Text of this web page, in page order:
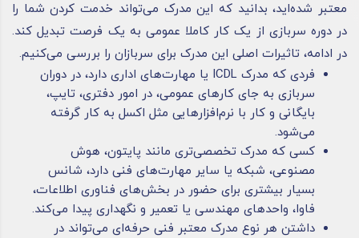
معتبر شده‌اید، بدانید که این مدرک می‌تواند خدمت کردن شما را
در دوره سربازی از یک کار کاملا عمومی به یک فرصت تبدیل کند.
در ادامه، تاثیرات اصلی این مدرک برای سربازان را بررسی می‌کنیم.
فردی که مدرک ICDL یا مهارت‌های اداری دارد، در دوران
سربازی به جای کارهای عمومی، در امور دفتری، تایپ،
بایگانی و کار با نرم‌افزارهایی مثل اکسل به کار گرفته
می‌شود.
کسی که مدرک تخصصی‌تری مانند پایتون، هوش
مصنوعی، شبکه یا سایر مهارت‌های فنی دارد، شانس
بسیار بیشتری برای حضور در بخش‌های فناوری اطلاعات،
فاوا، واحدهای مهندسی یا تعمیر و نگهداری پیدا می‌کند.
داشتن هر نوع مدرک معتبر فنی حرفه‌ای می‌تواند در